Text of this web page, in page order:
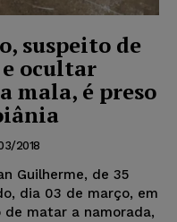
suspeito de
ocultar
mala, é preso
2018
Guilherme, de 35
dia 03 de março, em
de matar a namorada,